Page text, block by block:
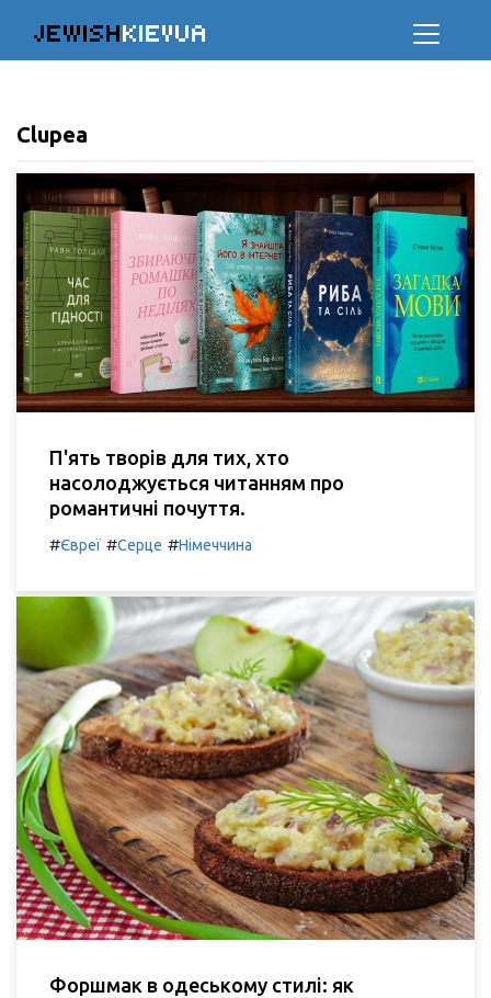
JEWISHKIEVUA
Clupea
П'ять творів для тих, хто
насолоджується читанням про
романтичні почуття.
#Євреї #Серце #Німеччина
Форшмак в одеському стилі: як